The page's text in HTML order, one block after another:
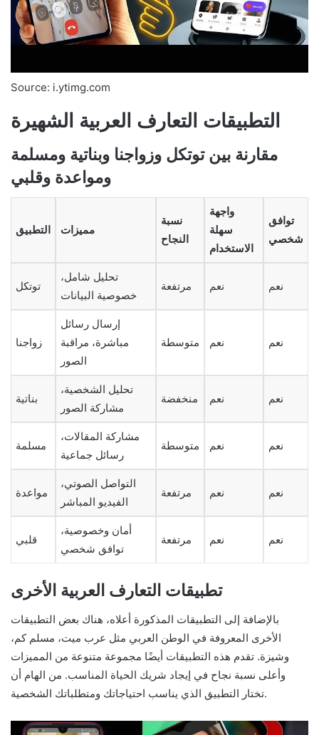
Source: i.ytimg.com
التطبيقات التعارف العربية الشهيرة
مقارنة بين توتكل وزواجنا وبناتية ومسلمة
ومواعدة وقلبي
التطبيق مميزات
نسبة
النجاح
واجهة
سهلة
الاستخدام
توافق
شخصي
توتكل
تحليل شامل،
خصوصية البيانات
مرتفعة نعم نعم
زواجنا
إرسال رسائل
مباشرة، مراقبة
الصور
متوسطة نعم نعم
بناتية
تحليل الشخصية،
مشاركة الصور
منخفضة نعم نعم
مسلمة
مشاركة المقالات،
رسائل جماعية
متوسطة نعم نعم
مواعدة
التواصل الصوتي،
الفيديو المباشر
مرتفعة نعم نعم
قلبي
أمان وخصوصية،
توافق شخصي
مرتفعة نعم نعم
تطبيقات التعارف العربية الأخرى
بالإضافة إلى التطبيقات المذكورة أعلاه، هناك بعض التطبيقات
الأخرى المعروفة في الوطن العربي مثل عرب ميت، مسلم كم،
وشيزة. تقدم هذه التطبيقات أيضًا مجموعة متنوعة من المميزات
وأعلى نسبة نجاح في إيجاد شريك الحياة المناسب. من الهام أن
تختار التطبيق الذي يناسب احتياجاتك ومتطلباتك الشخصية.